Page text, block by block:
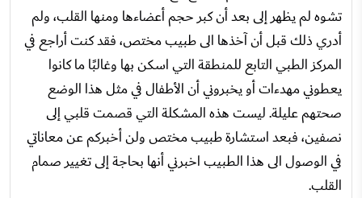
تشوه لم يظهر إلى بعد أن كبر حجم أعضاءها ومنها القلب، ولم
أدري ذلك قبل أن آخذها الى طبيب مختص، فقد كنت أراجع في
المركز الطبي التابع للمنطقة التي اسكن بها وغالبًا ما كانوا
يعطوني مهدءات أو يخبروني أن الأطفال في مثل هذا الوضع
صحتهم عليلة. ليست هذه المشكلة التي قصمت قلبي إلى
نصفين، فبعد استشارة طبيب مختص ولن أخبركم عن معاناتي
في الوصول الى هذا الطبيب اخبرني أنها بحاجة إلى تغيير صمام
القلب.